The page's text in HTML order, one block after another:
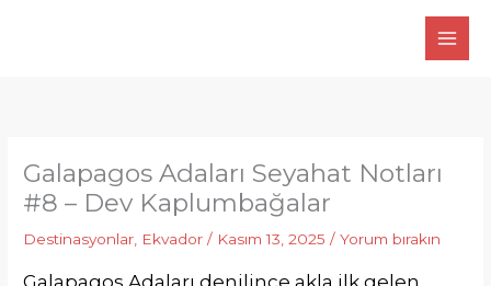
Galapagos Adaları Seyahat Notları
#8 – Dev Kaplumbağalar
Destinasyonlar, Ekvador / Kasım 13, 2025/Yorum bırakın
Galapagos Adaları denilince akla ilk gelen